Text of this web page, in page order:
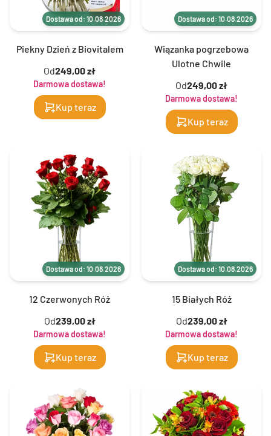
Dostawa od: 10.08.2026
Piekny Dzień z Biovitalem
Od249,00 zł
Darmowa dostawa!
Kup teraz
Dostawa od: 10.08.2026
Wiązanka pogrzebowa
Ulotne Chwile
Od249,00 zł
Darmowa dostawa!
Kup teraz
Dostawa od: 10.08.2026
12 Czerwonych Róż
Od239,00 zł
Darmowa dostawa!
Kup teraz
Dostawa od: 10.08.2026
15 Białych Róż
Od239,00 zł
Darmowa dostawa!
Kup teraz